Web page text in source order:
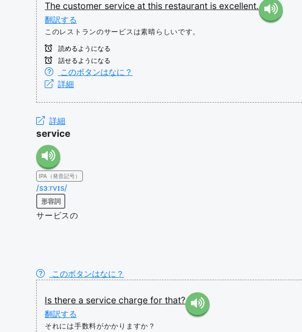
The customer service at this restaurant is excellent.
翻訳する
このレストランのサービスは素晴らしいです。
読めるようになる
話せるようになる
このボタンはなに？
詳細
詳細
service
IPA（発音記号）
/sɜːrvɪs/
形容詞
サービスの
このボタンはなに？
Is there a service charge for that?
翻訳する
それには手数料がかかりますか？